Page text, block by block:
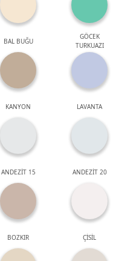
BAL BUĞU
GÖCEK
TURKUAZI
KANYON LAVANTA
ANDEZİT 15 ANDEZİT 20
BOZKIR ÇİSİL